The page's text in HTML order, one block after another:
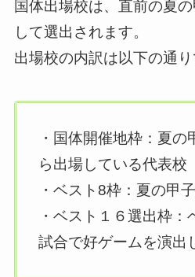
国体出場校は、直前の夏
して選出されます。
出場校の内訳は以下の通り
・国体開催地枠：夏
ら出場している代表校
・ベスト8枠：夏の甲
・ベスト１６選出枠：
試合で好ゲームを演出